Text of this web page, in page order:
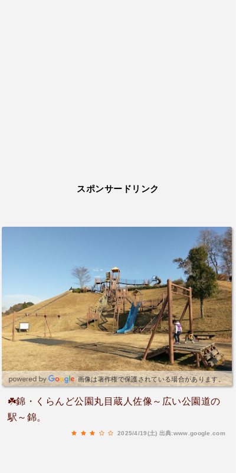
スポンサードリンク
画像は著作権で保護されている場合があります。
☘️錦・くらんど公園丸目蔵人佐像～広い公園道の
駅～錦。
2025/4/19(土) 出典:www.google.com